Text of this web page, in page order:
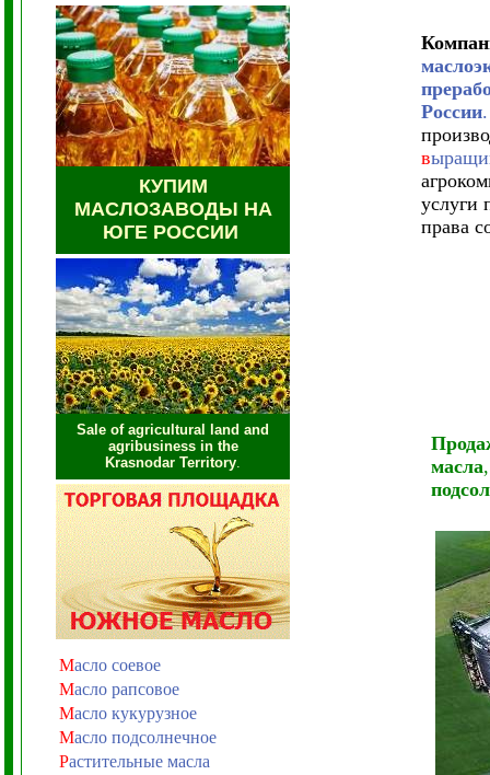
КУПИМ
МАСЛОЗАВОДЫ НА
ЮГЕ РОССИИ
Sale of agricultural land and
agribusiness in the
Krasnodar Territory.
Масло соевое
Масло рапсовое
Масло кукурузное
Масло подсолнечное
Растительные масла
России.
в
услуги
права
масла,